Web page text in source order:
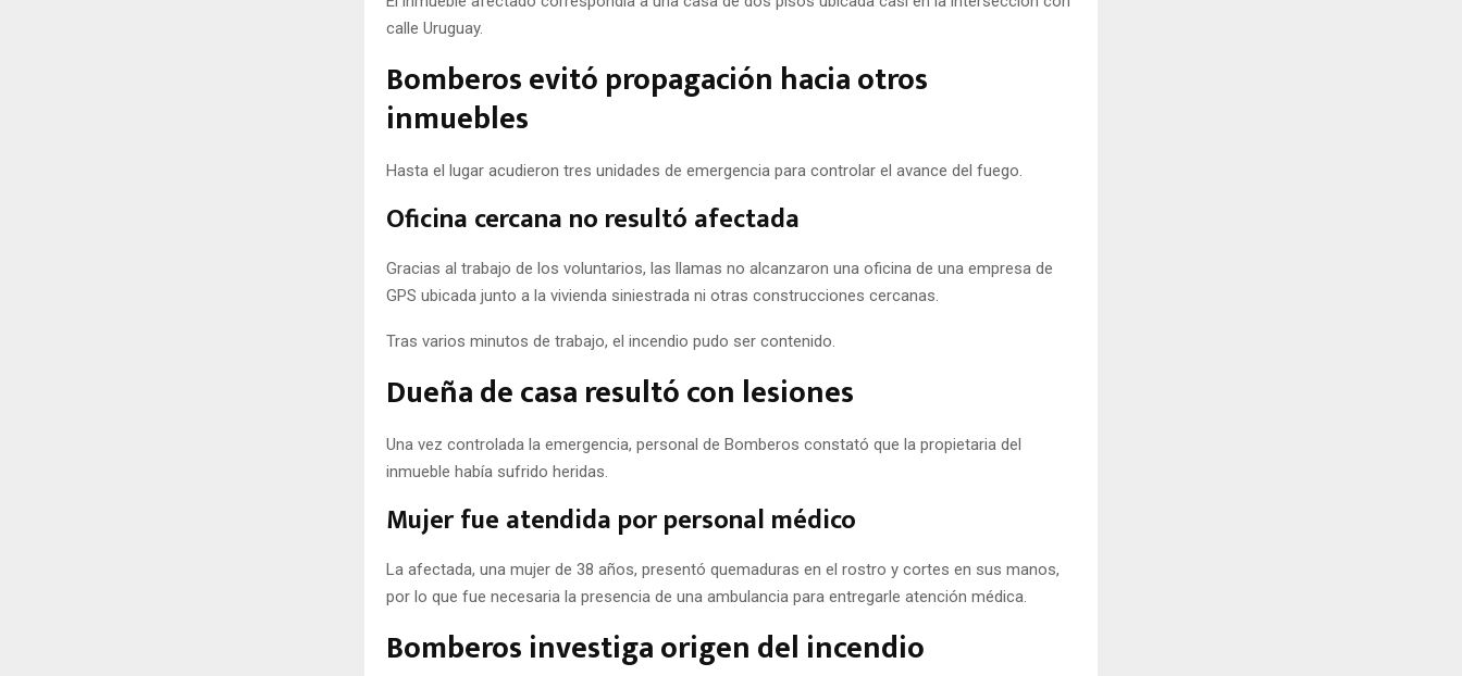
calle Uruguay.
Bomberos evitó propagación hacia otros
inmuebles
Hasta el lugar acudieron tres unidades de emergencia para controlar el avance del fuego.
Oficina cercana no resultó afectada
Gracias al trabajo de los voluntarios, las llamas no alcanzaron una oficina de una empresa de
GPS ubicada junto a la vivienda siniestrada ni otras construcciones cercanas.
Tras varios minutos de trabajo, el incendio pudo ser contenido.
Dueña de casa resultó con lesiones
Una vez controlada la emergencia, personal de Bomberos constató que la propietaria del
inmueble había sufrido heridas.
Mujer fue atendida por personal médico
La afectada, una mujer de 38 años, presentó quemaduras en el rostro y cortes en sus manos,
por lo que fue necesaria la presencia de una ambulancia para entregarle atención médica.
Bomberos investiga origen del incendio